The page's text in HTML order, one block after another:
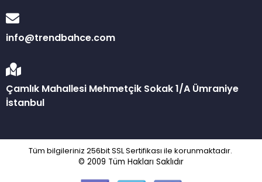
info@trendbahce.com
Çamlık Mahallesi Mehmetçik Sokak 1/A Ümraniye
İstanbul
Tüm bilgileriniz 256bit SSL Sertifikası ile korunmaktadır.
© 2009 Tüm Hakları Saklıdır